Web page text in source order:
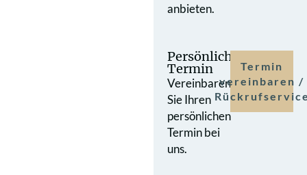
anbieten.
Persönlicher
Termin
Vereinbaren
Sie Ihren
persönlichen
Termin bei
uns.
Termin
vereinbaren /